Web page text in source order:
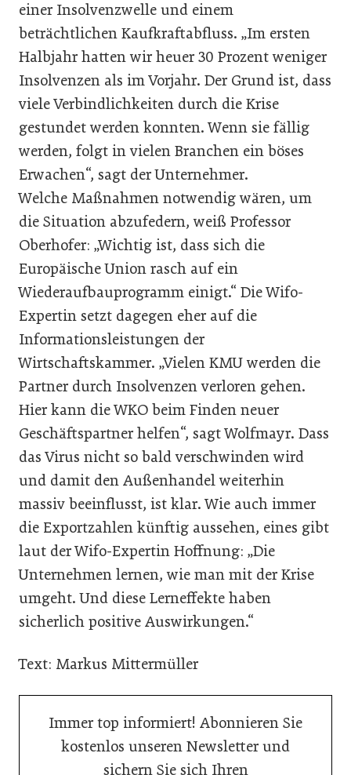
einer Insolvenzwelle und einem
beträchtlichen Kaufkraftabfluss. „Im ersten
Halbjahr hatten wir heuer 30 Prozent weniger
Insolvenzen als im Vorjahr. Der Grund ist, dass
viele Verbindlichkeiten durch die Krise
gestundet werden konnten. Wenn sie fällig
werden, folgt in vielen Branchen ein böses
Erwachen“, sagt der Unternehmer.
Welche Maßnahmen notwendig wären, um
die Situation abzufedern, weiß Professor
Oberhofer: „Wichtig ist, dass sich die
Europäische Union rasch auf ein
Wiederaufbauprogramm einigt.“ Die Wifo-
Expertin setzt dagegen eher auf die
Informationsleistungen der
Wirtschaftskammer. „Vielen KMU werden die
Partner durch Insolvenzen verloren gehen.
Hier kann die WKO beim Finden neuer
Geschäftspartner helfen“, sagt Wolfmayr. Dass
das Virus nicht so bald verschwinden wird
und damit den Außenhandel weiterhin
massiv beeinflusst, ist klar. Wie auch immer
die Exportzahlen künftig aussehen, eines gibt
laut der Wifo-Expertin Hoffnung: „Die
Unternehmen lernen, wie man mit der Krise
umgeht. Und diese Lerneffekte haben
sicherlich positive Auswirkungen.“
Text: Markus Mittermüller
Immer top informiert! Abonnieren Sie
kostenlos unseren Newsletter und
sichern Sie sich Ihren